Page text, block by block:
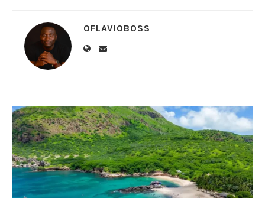
OFLAVIOBOSS